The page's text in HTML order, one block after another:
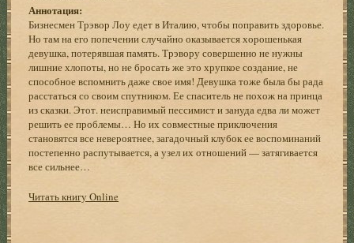
Аннотация:
Бизнесмен Трэвор Лоу едет в Италию, чтобы поправить здоровье.
Но там на его попечении случайно оказывается хорошенькая
девушка, потерявшая память. Трэвору совершенно не нужны
лишние хлопоты, но не бросать же это хрупкое создание, не
способное вспомнить даже свое имя! Девушка тоже была бы рада
расстаться со своим спутником. Ее спаситель не похож на принца
из сказки. Этот. неисправимый пессимист и зануда едва ли может
решить ее проблемы… Но их совместные приключения
становятся все невероятнее, загадочный клубок ее воспоминаний
постепенно распутывается, а узел их отношений — затягивается
все сильнее…
Читать книгу Online